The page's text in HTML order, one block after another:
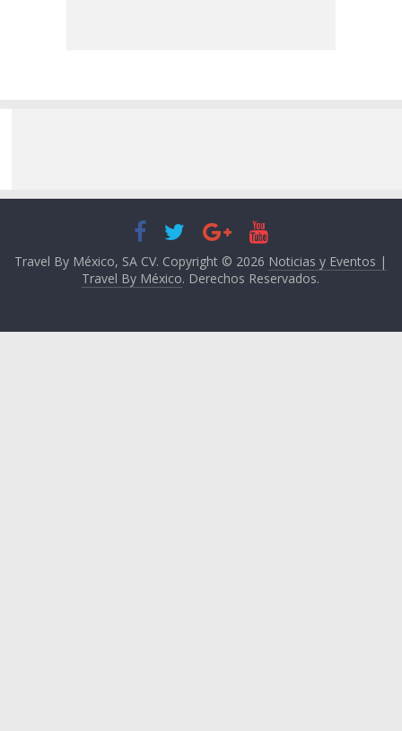
Travel By México, SA CV. Copyright © 2026 Noticias y Eventos |
Travel By México. Derechos Reservados.